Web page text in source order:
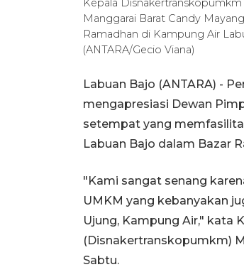
Kepala
Manggarai Barat Candy
Ramadhan di Kampung Air
(ANTARA/Gecio Viana)
Labuan Bajo (ANTARA) -
mengapresiasi Dewan
setempat yang
Labuan Bajo dalam Bazar
"Kami sangat senang
UMKM yang kebanyakan
Ujung, Kampung Air," kata
(Disnakertranskopumkm)
Sabtu.